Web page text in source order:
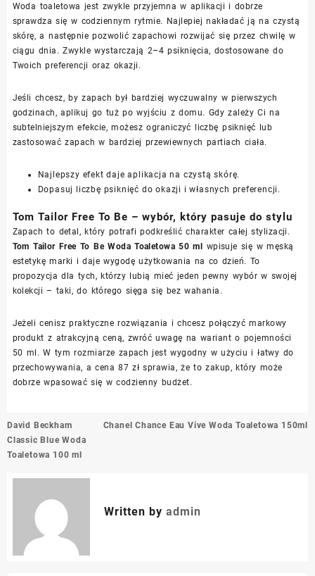
Woda toaletowa jest zwykle przyjemna w aplikacji i dobrze
sprawdza się w codziennym rytmie. Najlepiej nakładać ją na czystą
skórę, a następnie pozwolić zapachowi rozwijać się przez chwilę w
ciągu dnia. Zwykle wystarczają 2–4 psiknięcia, dostosowane do
Twoich preferencji oraz okazji.
Jeśli chcesz, by zapach był bardziej wyczuwalny w pierwszych
godzinach, aplikuj go tuż po wyjściu z domu. Gdy zależy Ci na
subtelniejszym efekcie, możesz ograniczyć liczbę psiknięć lub
zastosować zapach w bardziej przewiewnych partiach ciała.
Najlepszy efekt daje aplikacja na czystą skórę.
Dopasuj liczbę psiknięć do okazji i własnych preferencji.
Tom Tailor Free To Be – wybór, który pasuje do stylu
Zapach to detal, który potrafi podkreślić charakter całej stylizacji.
Tom Tailor Free To Be Woda Toaletowa 50 ml wpisuje się w męską
estetykę marki i daje wygodę użytkowania na co dzień. To
propozycja dla tych, którzy lubią mieć jeden pewny wybór w swojej
kolekcji – taki, do którego sięga się bez wahania.
Jeżeli cenisz praktyczne rozwiązania i chcesz połączyć markowy
produkt z atrakcyjną ceną, zwróć uwagę na wariant o pojemności
50 ml. W tym rozmiarze zapach jest wygodny w użyciu i łatwy do
przechowywania, a cena 87 zł sprawia, że to zakup, który może
dobrze wpasować się w codzienny budżet.
Nawigacja
wpisu
David Beckham
Classic Blue Woda
Toaletowa 100 ml
Chanel Chance Eau Vive Woda Toaletowa 150ml
Written by admin